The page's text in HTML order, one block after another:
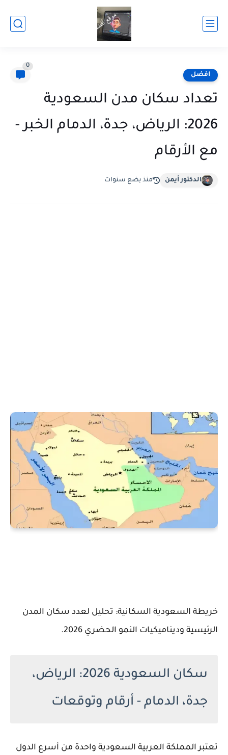
افضل
0
تعداد سكان مدن السعودية
2026: الرياض، جدة، الدمام الخبر -
مع الأرقام
الدكتور أيمن منذ بضع سنوات
خريطة السعودية السكانية: تحليل لعدد سكان المدن
الرئيسية وديناميكيات النمو الحضري 2026.
سكان السعودية 2026: الرياض،
جدة، الدمام - أرقام وتوقعات
تعتبر المملكة العربية السعودية واحدة من أسرع الدول